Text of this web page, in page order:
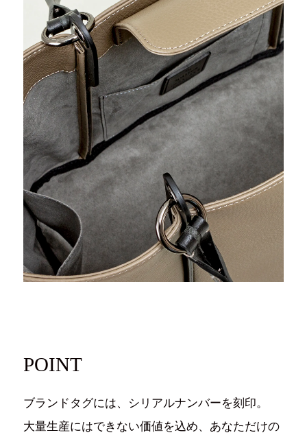
POINT
ブランドタグには、シリアルナンバーを刻印。
大量生産にはできない価値を込め、あなただけの